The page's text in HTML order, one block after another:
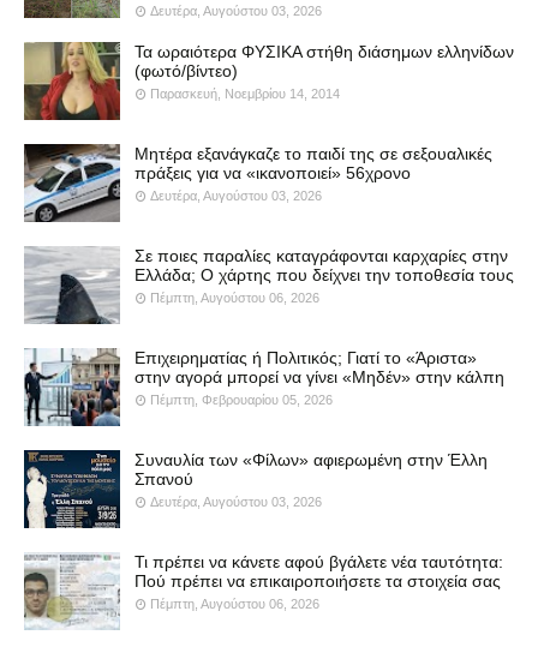
Δευτέρα, Αυγούστου 03, 2026
Τα ωραιότερα ΦΥΣΙΚΑ στήθη διάσημων ελληνίδων
(φωτό/βίντεο)
Παρασκευή, Νοεμβρίου 14, 2014
Μητέρα εξανάγκαζε το παιδί της σε σεξουαλικές
πράξεις για να «ικανοποιεί» 56χρονο
Δευτέρα, Αυγούστου 03, 2026
Σε ποιες παραλίες καταγράφονται καρχαρίες στην
Ελλάδα; Ο χάρτης που δείχνει την τοποθεσία τους
Πέμπτη, Αυγούστου 06, 2026
Επιχειρηματίας ή Πολιτικός; Γιατί το «Άριστα»
στην αγορά μπορεί να γίνει «Μηδέν» στην κάλπη
Πέμπτη, Φεβρουαρίου 05, 2026
Συναυλία των «Φίλων» αφιερωμένη στην Έλλη
Σπανού
Δευτέρα, Αυγούστου 03, 2026
Τι πρέπει να κάνετε αφού βγάλετε νέα ταυτότητα:
Πού πρέπει να επικαιροποιήσετε τα στοιχεία σας
Πέμπτη, Αυγούστου 06, 2026